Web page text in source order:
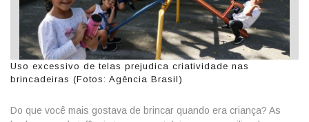
Uso excessivo de telas prejudica criatividade nas
brincadeiras (Fotos: Agência Brasil)
Do que você mais gostava de brincar quando era criança? As